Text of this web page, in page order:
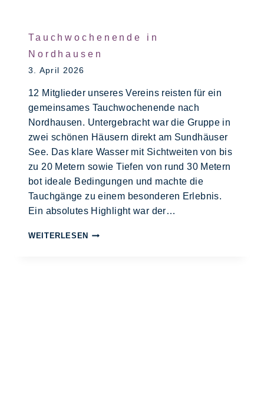
Tauchwochenende in
Nordhausen
3. April 2026
12 Mitglieder unseres Vereins reisten für ein
gemeinsames Tauchwochenende nach
Nordhausen. Untergebracht war die Gruppe in
zwei schönen Häusern direkt am Sundhäuser
See. Das klare Wasser mit Sichtweiten von bis
zu 20 Metern sowie Tiefen von rund 30 Metern
bot ideale Bedingungen und machte die
Tauchgänge zu einem besonderen Erlebnis.
Ein absolutes Highlight war der…
WEITERLESEN